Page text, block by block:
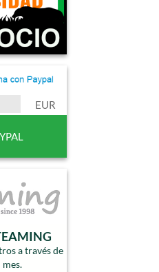
EUR
a través de
mes.